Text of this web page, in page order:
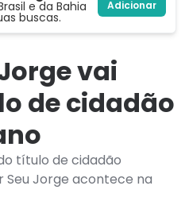
e da Bahia
buscas.
Adicionar
vai
de cidadão
título de cidadão
Jorge acontece na